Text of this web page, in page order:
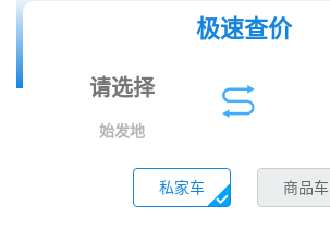
极速查价
始发地
私家车 商品车